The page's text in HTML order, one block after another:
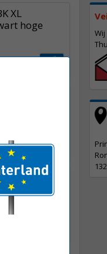
XL
hoge
hoge
XL
hoge